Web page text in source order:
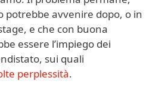
potrebbe avvenire dopo, o in
e che con buona
essere l’impiego dei
sui quali
perplessità.